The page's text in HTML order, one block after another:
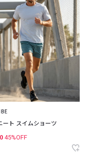
ート スイムショーツ
45%OFF